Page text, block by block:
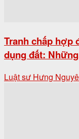
Tranh chấp hợp
dụng đất:
Luật sư Hưng